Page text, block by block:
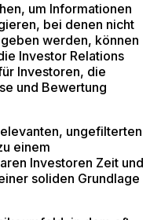
um Informationen
bei denen nicht
werden, können
Investor Relations
Investoren, die
und Bewertung
ungefilterten
einem
Investoren Zeit und
soliden Grundlage